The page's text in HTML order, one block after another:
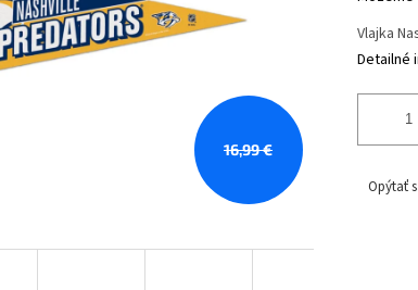
16,99 €
Vlajka
Detailné
Opýtať